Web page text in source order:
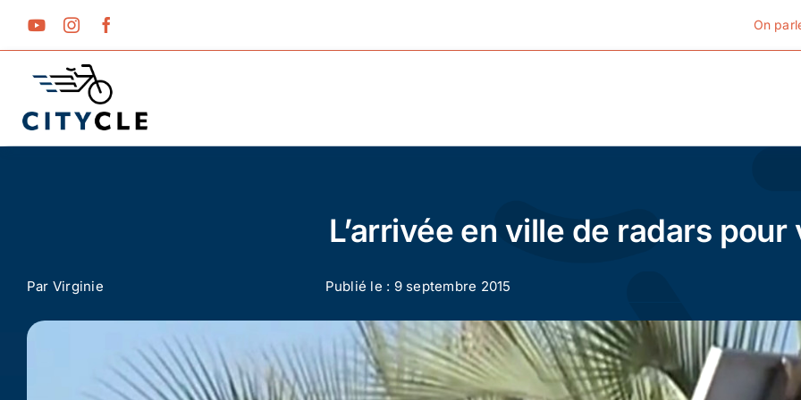
On
Cyclotourisme
Conseils
L’arrivée en ville de radars pour
Par Virginie Publié le : 9 septembre 2015